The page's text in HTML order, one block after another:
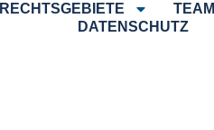
RECHTSGEBIETE TEAM
DATENSCHUTZ